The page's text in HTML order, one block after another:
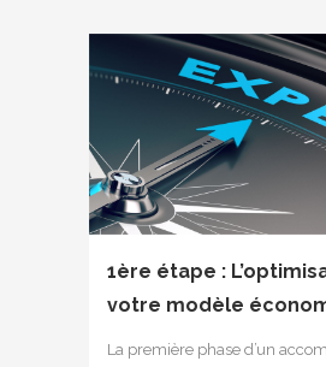
1ère étape :
votre modèle
La première phase d’un